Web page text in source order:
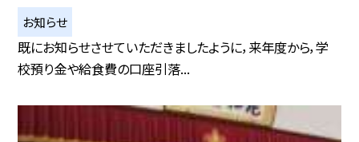
お知らせ
既にお知らせさせていただきましたように，来年度から，学
校預り金や給食費の口座引落...